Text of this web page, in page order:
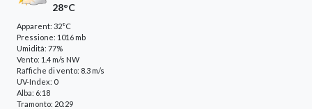
28°C
Apparent: 32°C
Pressione: 1016 mb
Umidità: 77%
Vento: 1.4 m/s NW
Raffiche di vento: 8.3 m/s
UV-Index: 0
Alba: 6:18
Tramonto: 20:29